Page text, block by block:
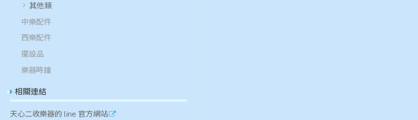
其他類
中樂配件
西樂配件
擺設品
樂器時鐘
相關連結
天心二收樂器的 line 官方網站